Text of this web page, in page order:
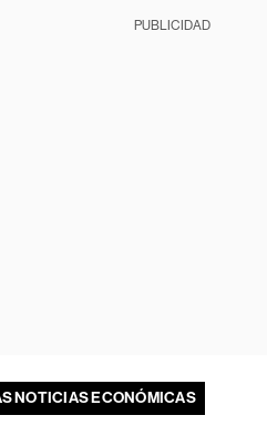
PUBLICIDAD
NOTICIAS ECONÓMICAS